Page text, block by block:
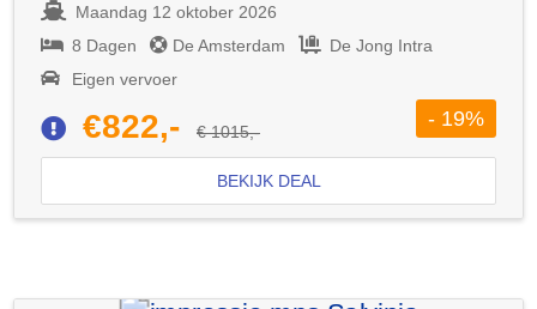
Maandag 12 oktober 2026
8 Dagen
De Amsterdam
De Jong Intra
Eigen vervoer
€822,- € 1015,-
- 19%
BEKIJK DEAL